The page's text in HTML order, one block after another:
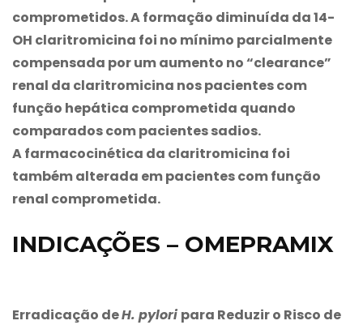
comprometidos. A formação diminuída da 14-
OH claritromicina foi no mínimo parcialmente
compensada por um aumento no “clearance”
renal da claritromicina nos pacientes com
função hepática comprometida quando
comparados com pacientes sadios.
A farmacocinética da claritromicina foi
também alterada em pacientes com função
renal comprometida.
INDICAÇÕES – OMEPRAMIX
Erradicação deH. pylori para Reduzir o Risco de